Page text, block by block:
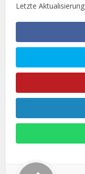
Letzte